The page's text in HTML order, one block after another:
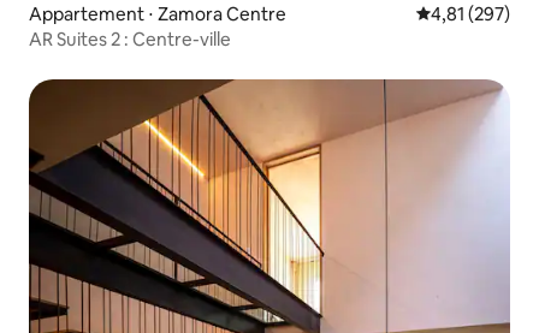
Appartement ⋅ Zamora Centre Évaluation
4,81 (297)
AR Suites 2 : Centre-ville